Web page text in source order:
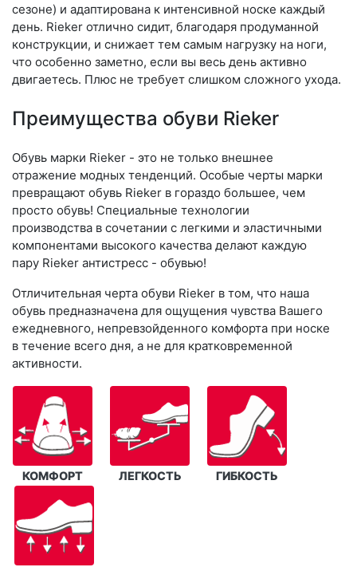
сезоне) и адаптирована к интенсивной носке каждый
день. Ri­eker отлично сидит, благодаря продуманной
конструкции, и снижает тем самым нагрузку на ноги,
что особенно заметно, если вы весь день активно
двигаетесь. Плюс не требует слишком сложного ухода.
Преимущества обуви Rieker
Обувь марки Rieker - это не только внешнее
отражение модных тенденций. Особые черты марки
превращают обувь Rieker в гораздо большее, чем
просто обувь! Специальные технологии
производства в сочетании с легкими и эластичными
компонентами высокого качества делают каждую
пару Rieker антистресс - обувью!
Отличительная черта обуви Rieker в том, что наша
обувь предназначена для ощущения чувства Вашего
ежедневного, непревзойденного комфорта при носке
в течение всего дня, а не для кратковременной
активности.
КОМФОРТ ЛЕГКОСТЬ ГИБКОСТЬ